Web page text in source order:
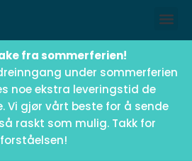
fra sommerferien!
under sommerferien
noe ekstra leveringstid de
Vi gjør vårt beste for å sende
raskt som mulig. Takk for
forståelsen!